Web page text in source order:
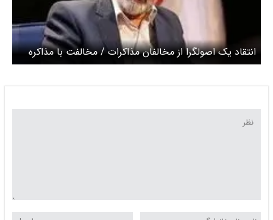
انتقاد یک اصولگرا از مخالفان مذاکرات / مخالفت با مذاکره
نشانه عدم درک صحیح از حکمرانی است